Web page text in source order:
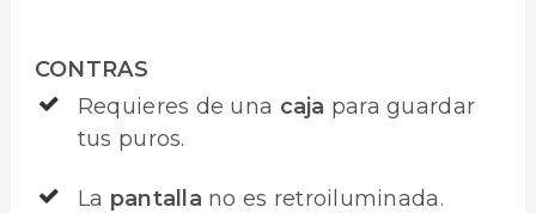
CONTRAS
Requieres de una caja para guardar
tus puros.
La pantalla no es retroiluminada.